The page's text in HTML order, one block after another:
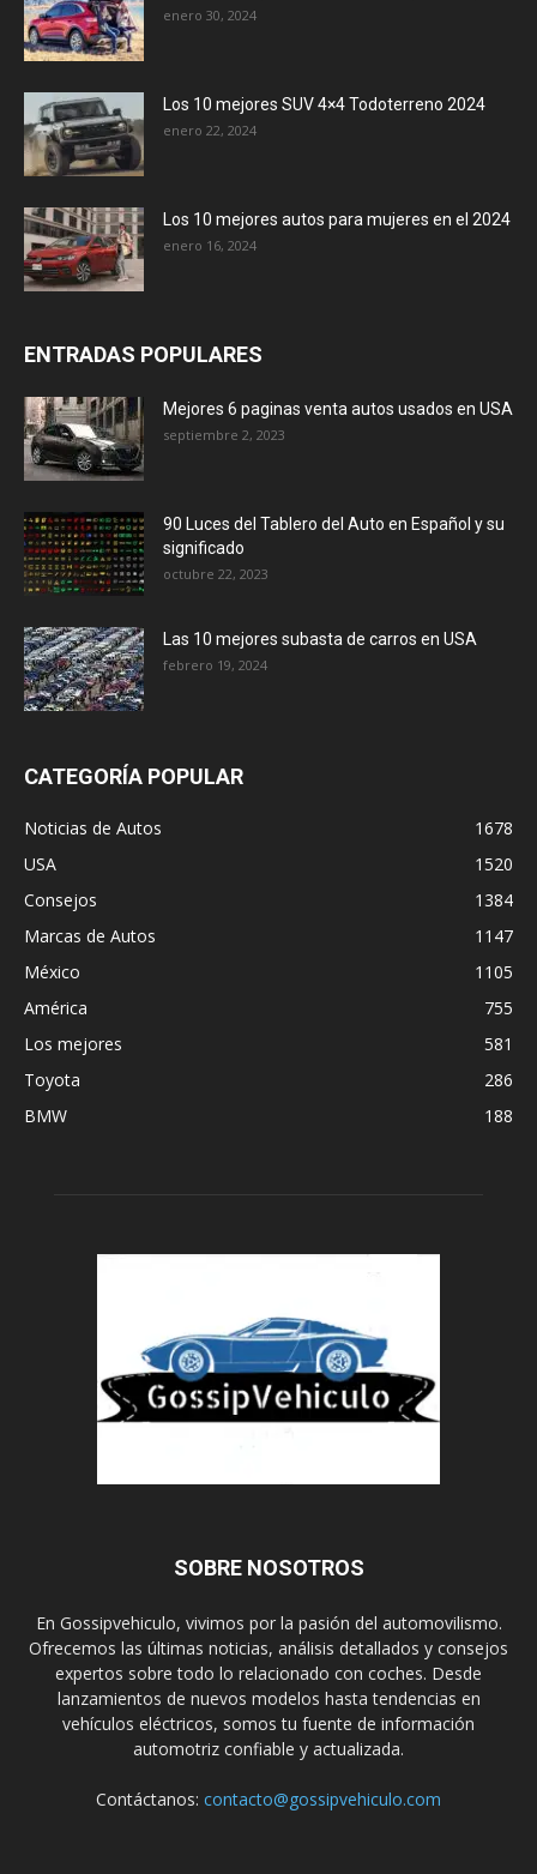
enero 30, 2024
Los 10 mejores SUV 4×4 Todoterreno 2024
enero 22, 2024
Los 10 mejores autos para mujeres en el 2024
enero 16, 2024
ENTRADAS POPULARES
Mejores 6 paginas venta autos usados en USA
septiembre 2, 2023
90 Luces del Tablero del Auto en Español y su
significado
octubre 22, 2023
Las 10 mejores subasta de carros en USA
febrero 19, 2024
CATEGORÍA POPULAR
Noticias de Autos
1678
USA
1520
Consejos
1384
Marcas de Autos
1147
México
1105
América
755
Los mejores
581
Toyota
286
BMW
188
SOBRE NOSOTROS
En Gossipvehiculo, vivimos por la pasión del automovilismo.
Ofrecemos las últimas noticias, análisis detallados y consejos
expertos sobre todo lo relacionado con coches. Desde
lanzamientos de nuevos modelos hasta tendencias en
vehículos eléctricos, somos tu fuente de información
automotriz confiable y actualizada.
Contáctanos: contacto@gossipvehiculo.com